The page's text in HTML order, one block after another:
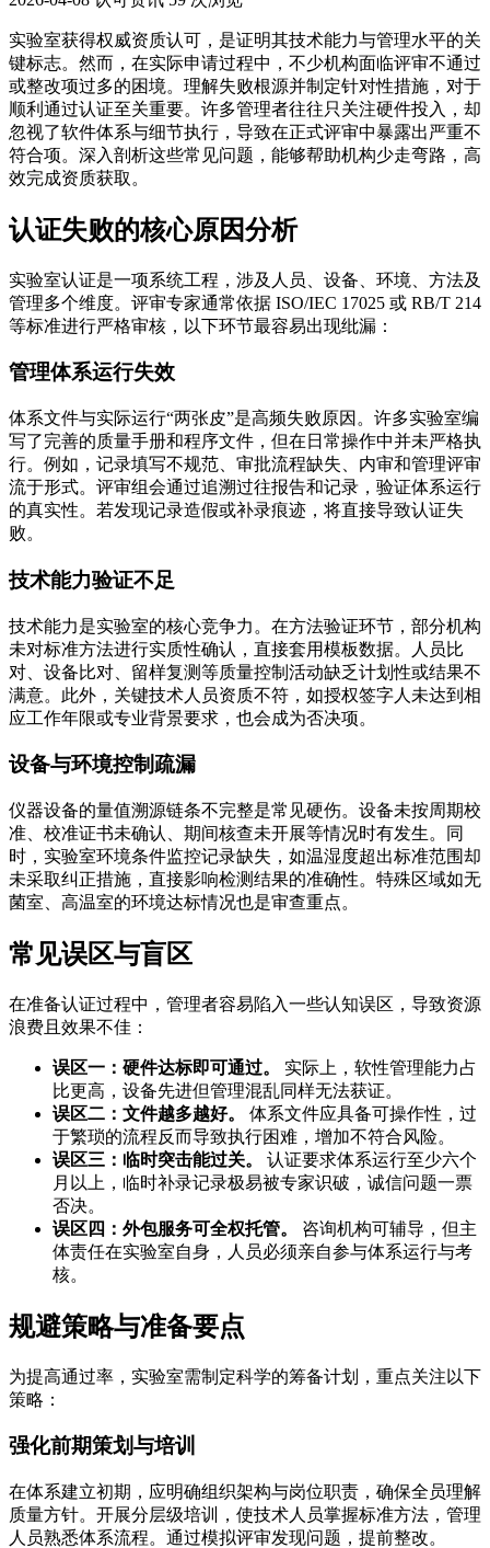
实验室获得权威资质认可，是证明其技术能力与管理水平的关
键标志。然而，在实际申请过程中，不少机构面临评审不通过
或整改项过多的困境。理解失败根源并制定针对性措施，对于
顺利通过认证至关重要。许多管理者往往只关注硬件投入，却
忽视了软件体系与细节执行，导致在正式评审中暴露出严重不
符合项。深入剖析这些常见问题，能够帮助机构少走弯路，高
效完成资质获取。
认证失败的核心原因分析
实验室认证是一项系统工程，涉及人员、设备、环境、方法及
管理多个维度。评审专家通常依据 ISO/IEC 17025 或 RB/T 214
等标准进行严格审核，以下环节最容易出现纰漏：
管理体系运行失效
体系文件与实际运行“两张皮”是高频失败原因。许多实验室编
写了完善的质量手册和程序文件，但在日常操作中并未严格执
行。例如，记录填写不规范、审批流程缺失、内审和管理评审
流于形式。评审组会通过追溯过往报告和记录，验证体系运行
的真实性。若发现记录造假或补录痕迹，将直接导致认证失
败。
技术能力验证不足
技术能力是实验室的核心竞争力。在方法验证环节，部分机构
未对标准方法进行实质性确认，直接套用模板数据。人员比
对、设备比对、留样复测等质量控制活动缺乏计划性或结果不
满意。此外，关键技术人员资质不符，如授权签字人未达到相
应工作年限或专业背景要求，也会成为否决项。
设备与环境控制疏漏
仪器设备的量值溯源链条不完整是常见硬伤。设备未按周期校
准、校准证书未确认、期间核查未开展等情况时有发生。同
时，实验室环境条件监控记录缺失，如温湿度超出标准范围却
未采取纠正措施，直接影响检测结果的准确性。特殊区域如无
菌室、高温室的环境达标情况也是审查重点。
常见误区与盲区
在准备认证过程中，管理者容易陷入一些认知误区，导致资源
浪费且效果不佳：
误区一：硬件达标即可通过。
实际上，软性管理能力占
比更高，设备先进但管理混乱同样无法获证。
误区二：文件越多越好。
体系文件应具备可操作性，过
于繁琐的流程反而导致执行困难，增加不符合风险。
误区三：临时突击能过关。
认证要求体系运行至少六个
月以上，临时补录记录极易被专家识破，诚信问题一票
否决。
误区四：外包服务可全权托管。
咨询机构可辅导，但主
体责任在实验室自身，人员必须亲自参与体系运行与考
核。
规避策略与准备要点
为提高通过率，实验室需制定科学的筹备计划，重点关注以下
策略：
强化前期策划与培训
在体系建立初期，应明确组织架构与岗位职责，确保全员理解
质量方针。开展分层级培训，使技术人员掌握标准方法，管理
人员熟悉体系流程。通过模拟评审发现问题，提前整改。